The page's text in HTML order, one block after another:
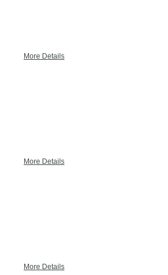
More Details
More Details
More Details